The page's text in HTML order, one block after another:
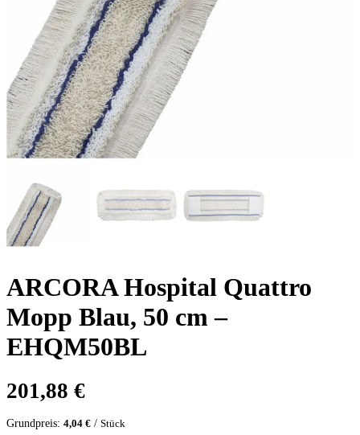
ARCORA Hospital Quattro
Mopp Blau, 50 cm –
EHQM50BL
201,88 €
Grundpreis: 4,04 € / Stück